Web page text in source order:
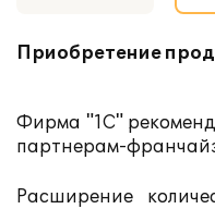
Приобретение
Фирма "1С"
партнерам-
Расширение